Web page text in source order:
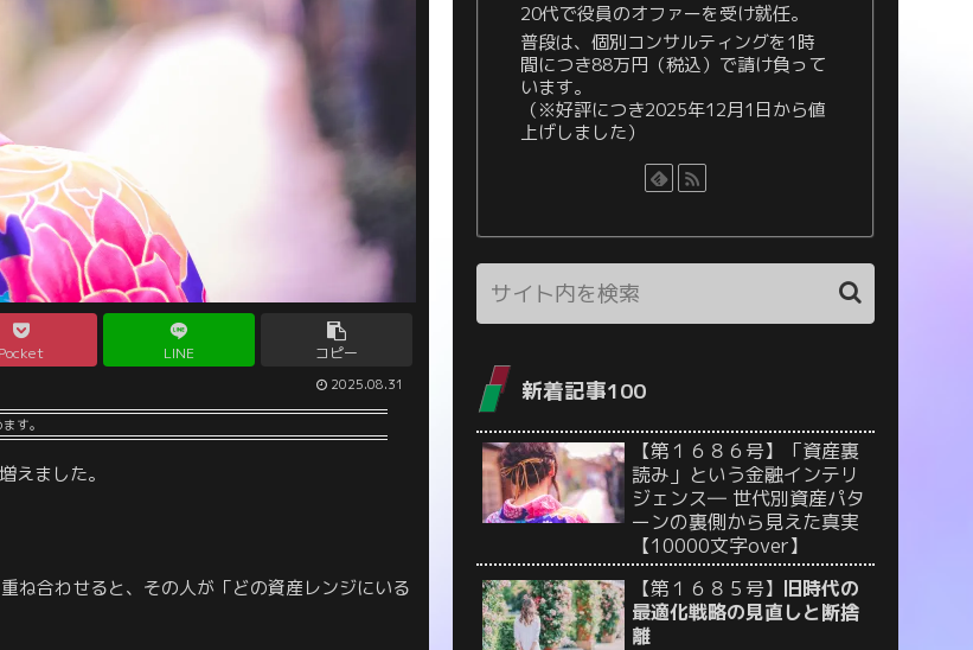
Pocket LINE コピー
2025.08.31
す。
えました。
ね合わせると、その人が「どの資産レンジにいる
20代で役員のオファーを受け就任。
普段は、個別コンサルティングを1時
間につき88万円（税込）で請け負って
います。
（※好評につき2025年12月1日から値
上げしました）
新着記事100
【第１６８６号】「資産裏
読み」という金融インテリ
ジェンス― 世代別資産パタ
ーンの裏側から見えた真実
【10000文字over】
【第１６８５号】 旧時代の
最適化戦略の見直しと断捨
離